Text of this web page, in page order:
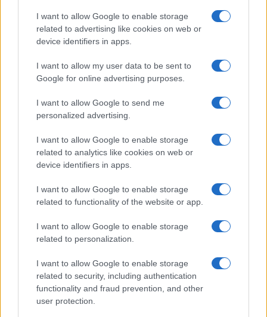
I want to allow Google to enable storage
related to advertising like cookies on web or
device identifiers in apps.
I want to allow my user data to be sent to
Google for online advertising purposes.
I want to allow Google to send me
personalized advertising.
I want to allow Google to enable storage
related to analytics like cookies on web or
device identifiers in apps.
I want to allow Google to enable storage
related to functionality of the website or app.
I want to allow Google to enable storage
related to personalization.
I want to allow Google to enable storage
related to security, including authentication
functionality and fraud prevention, and other
user protection.
Puoi effettuare l'accesso andando nella
sezioneLogindal menù del sito o
cliccandoqui
TEMI: Centro Tempio
Cinemadamare
Cinemadamare Tempio Pausania
Comune Di Tempio Pausania
Notizie in tempo reale?
Entra nel canale telegram di
GalluraOggi.it
i tuoi video e le tue foto
Su WhatsApp al numero +39
345 356 7512